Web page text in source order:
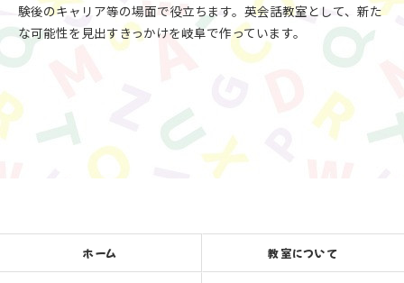
験後のキャリア等の場面で役立ちます。英会話教室として、新た
な可能性を見出すきっかけを岐阜で作っています。
ホーム 教室について